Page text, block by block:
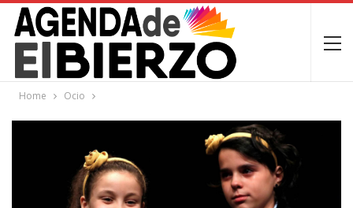
Home Ocio